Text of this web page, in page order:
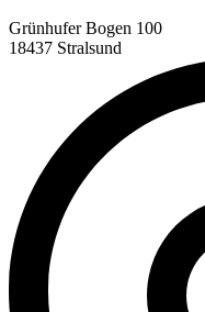
Grünhufer Bogen 100
18437 Stralsund